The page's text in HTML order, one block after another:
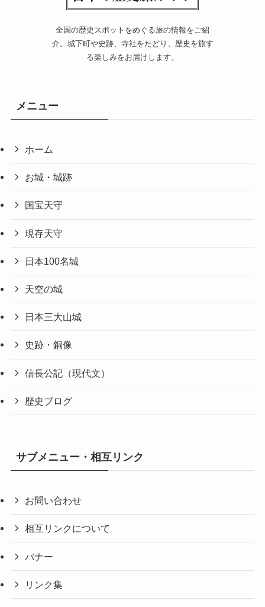
全国の歴史スポットをめぐる旅の情報をご紹
介。城下町や史跡、寺社をたどり、歴史を旅す
る楽しみをお届けします。
メニュー
ホーム
お城・城跡
国宝天守
現存天守
日本100名城
天空の城
日本三大山城
史跡・銅像
信長公記（現代文）
歴史ブログ
サブメニュー・相互リンク
お問い合わせ
相互リンクについて
バナー
リンク集